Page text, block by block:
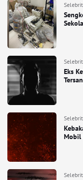
Eks
Mobil